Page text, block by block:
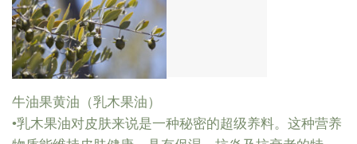
牛油果黄油（乳木果油）
•乳木果油对皮肤来说是一种秘密的超级养料。这种营养